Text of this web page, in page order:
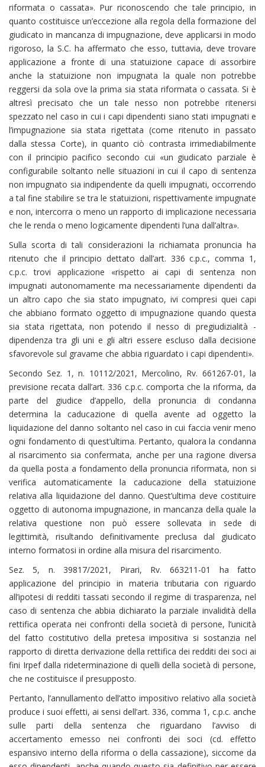
riformata o cassata». Pur riconoscendo che tale principio, in
quanto costituisce un’eccezione alla regola della formazione del
giudicato in mancanza di impugnazione, deve applicarsi in modo
rigoroso, la S.C. ha affermato che esso, tuttavia, deve trovare
applicazione a fronte di una statuizione capace di assorbire
anche la statuizione non impugnata la quale non potrebbe
reggersi da sola ove la prima sia stata riformata o cassata. Si è
altresì precisato che un tale nesso non potrebbe ritenersi
spezzato nel caso in cui i capi dipendenti siano stati impugnati e
l’impugnazione sia stata rigettata (come ritenuto in passato
dalla stessa Corte), in quanto ciò contrasta irrimediabilmente
con il principio pacifico secondo cui «un giudicato parziale è
configurabile soltanto nelle situazioni in cui il capo di sentenza
non impugnato sia indipendente da quelli impugnati, occorrendo
a tal fine stabilire se tra le statuizioni, rispettivamente impugnate
e non, intercorra o meno un rapporto di implicazione necessaria
che le renda o meno logicamente dipendenti l’una dall’altra».
Sulla scorta di tali considerazioni la richiamata pronuncia ha
ritenuto che il principio dettato dall’art. 336 c.p.c., comma 1,
c.p.c. trovi applicazione «rispetto ai capi di sentenza non
impugnati autonomamente ma necessariamente dipendenti da
un altro capo che sia stato impugnato, ivi compresi quei capi
che abbiano formato oggetto di impugnazione quando questa
sia stata rigettata, non potendo il nesso di pregiudizialità -
dipendenza tra gli uni e gli altri essere escluso dalla decisione
sfavorevole sul gravame che abbia riguardato i capi dipendenti».
Secondo Sez. 1, n. 10112/2021, Mercolino, Rv. 661267-01, la
previsione recata dall’art. 336 c.p.c. comporta che la riforma, da
parte del giudice d’appello, della pronuncia di condanna
determina la caducazione di quella avente ad oggetto la
liquidazione del danno soltanto nel caso in cui faccia venir meno
ogni fondamento di quest’ultima. Pertanto, qualora la condanna
al risarcimento sia confermata, anche per una ragione diversa
da quella posta a fondamento della pronuncia riformata, non si
verifica automaticamente la caducazione della statuizione
relativa alla liquidazione del danno. Quest’ultima deve costituire
oggetto di autonoma impugnazione, in mancanza della quale la
relativa questione non può essere sollevata in sede di
legittimità, risultando definitivamente preclusa dal giudicato
interno formatosi in ordine alla misura del risarcimento.
Sez. 5, n. 39817/2021, Pirari, Rv. 663211-01 ha fatto
applicazione del principio in materia tributaria con riguardo
all’ipotesi di redditi tassati secondo il regime di trasparenza, nel
caso di sentenza che abbia dichiarato la parziale invalidità della
rettifica operata nei confronti della società di persone, l’unicità
del fatto costitutivo della pretesa impositiva si sostanzia nel
rapporto di diretta derivazione della rettifica dei redditi dei soci ai
fini Irpef dalla rideterminazione di quelli della società di persone,
che ne costituisce il presupposto.
Pertanto, l’annullamento dell’atto impositivo relativo alla società
produce i suoi effetti, ai sensi dell’art. 336, comma 1, c.p.c. anche
sulle parti della sentenza che riguardano l’avviso di
accertamento emesso nei confronti dei soci (cd. effetto
espansivo interno della riforma o della cassazione), siccome da